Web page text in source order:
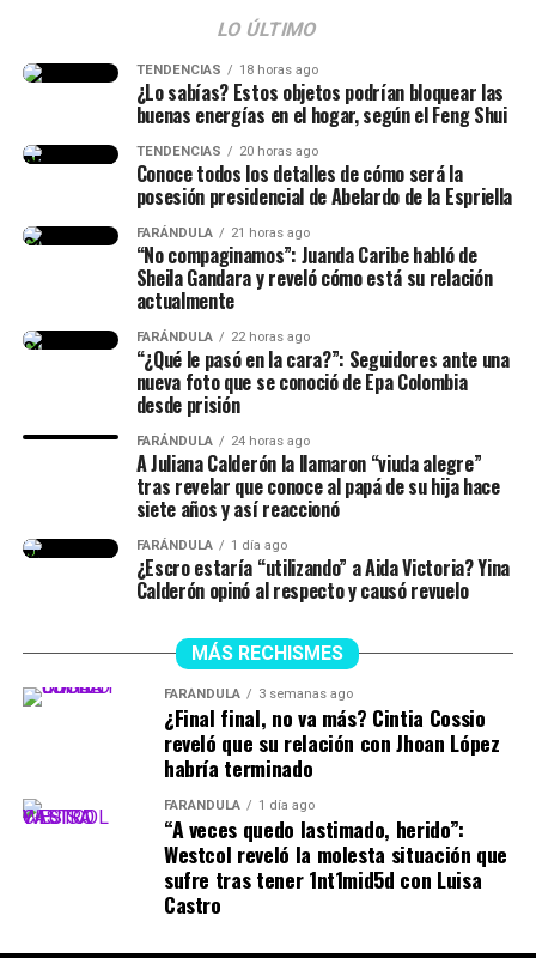
gente no entendió esa parte.
Hice la historia diciendo hace
cuánto conocí al papá de mi
hija, lo conocí hace siete años
(…) Duramos un tiempo
separados y cantidad de cosas
(…) No diré nada hasta que él
quiera hablar del tema”,
señaló.
Finalmente, la chica dejó en evidencia que durante ese
lapso de tiempo no siempre estuvieron juntos, y
tuvieron idas y venidas.
@juliethpaolaberdu7 #LIVEIncentiveProgram
#SideHustleLIVE #PaidPartnership
#julianacalderon ♬ sonido original – Julieth
LO ÚLTIMO
TENDENCIAS 18 horas ago
¿Lo sabías? Estos objetos podrían bloquear las
buenas energías en el hogar, según el Feng Shui
TENDENCIAS 20 horas ago
Conoce todos los detalles de cómo será la
posesión presidencial de Abelardo de la Espriella
FARÁNDULA 21 horas ago
“No compaginamos”: Juanda Caribe habló de
Sheila Gandara y reveló cómo está su relación
actualmente
FARÁNDULA 22 horas ago
“¿Qué le pasó en la cara?”: Seguidores ante una
nueva foto que se conoció de Epa Colombia
desde prisión
FARÁNDULA 24 horas ago
A Juliana Calderón la llamaron “viuda alegre”
tras revelar que conoce al papá de su hija hace
siete años y así reaccionó
FARÁNDULA 1 día ago
¿Escro estaría “utilizando” a Aida Victoria? Yina
Calderón opinó al respecto y causó revuelo
MÁS RECHISMES
FARÁNDULA 3 semanas ago
¿Final final, no va más? Cintia Cossio
reveló que su relación con Jhoan López
habría terminado
FARÁNDULA 1 día ago
“A veces quedo lastimado, herido”:
Westcol reveló la molesta situación que
sufre tras tener 1nt1mid5d con Luisa
Castro